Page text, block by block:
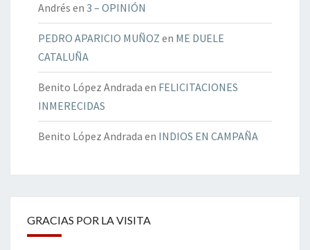
Andrés en 3 – OPINIÓN
PEDRO APARICIO MUÑOZ en ME DUELE
CATALUÑA
Benito López Andrada en FELICITACIONES
INMERECIDAS
Benito López Andrada en INDIOS EN CAMPAÑA
GRACIAS POR LA VISITA